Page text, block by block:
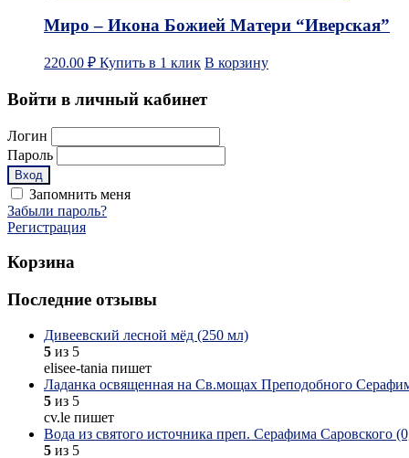
Миро – Икона Божией Матери “Иверская”
220.00 ₽ Купить в 1 клик В корзину
Войти в личный кабинет
Логин
Пароль
Запомнить меня
Забыли пароль?
Регистрация
Корзина
Последние отзывы
Дивеевский лесной мёд (250 мл)
5 из 5
elisee-tania пишет
Ладанка освященная на Св.мощах Преподобного
5 из 5
cv.le пишет
Вода из святого источника преп. Серафима Саровского
5 из 5